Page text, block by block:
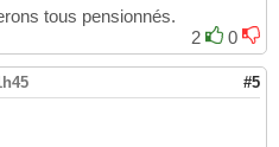
tous pensionnés.
2
0
#5